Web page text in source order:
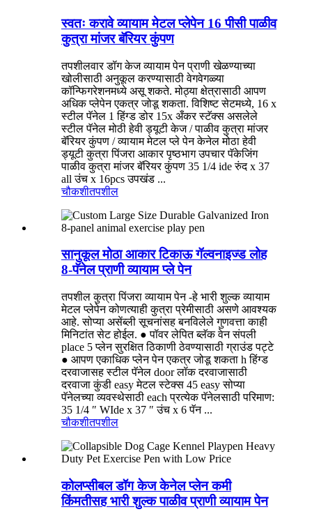
स्वतः करावे व्यायाम मेटल प्लेपेन 16 पीसी पाळीव
कुत्रा मांजर बॅरियर कुंपण
तपशीलवार डॉग केज व्यायाम पेन प्राणी खेळण्याच्या
खोलीसाठी अनुकूल करण्यासाठी वेगवेगळ्या
कॉन्फिगरेशनमध्ये असू शकते. मोठ्या क्षेत्रासाठी आपण
अधिक प्लेपेन एकत्र जोडू शकता. विशिष्ट सेटमध्ये, 16 x
स्टील पॅनेल 1 हिंग्ड डोर 15x अँकर स्टॅक्स असलेले
स्टील पॅनेल मोठी हेवी ड्यूटी केज / पाळीव कुत्रा मांजर
बॅरियर कुंपण / व्यायाम मेटल प्ले पेन केनेल मोठा हेवी
ड्यूटी कुत्रा पिंजरा आकार पृष्ठभाग उपचार पॅकेजिंग
पाळीव कुत्रा मांजर बॅरियर कुंपण 35 1/4 ide रुंद x 37
all उंच x 16pcs उपखंड ...
चौकशीतपशील
सानुकूल मोठा आकार टिकाऊ गॅल्वनाइज्ड लोह
8-पॅनेल प्राणी व्यायाम प्ले पेन
तपशील कुत्रा पिंजरा व्यायाम पेन -हे भारी शुल्क व्यायाम
मेटल प्लेपेन कोणत्याही कुत्रा प्रेमीसाठी असणे आवश्यक
आहे. सोप्या असेंब्ली सूचनांसह बनविलेले गुणवत्ता काही
मिनिटांत सेट होईल. ● पॉवर लेपित ब्लॅक वेन संपली
place 5 प्लेन सुरक्षित ठिकाणी ठेवण्यासाठी ग्राउंड पट्टे
● आपण एकाधिक प्लेन पेन एकत्र जोडू शकता h हिंग्ड
दरवाजासह स्टील पॅनेल door लॉक दरवाजासाठी
दरवाजा कुंडी easy मेटल स्टेक्स 45 easy सोप्या
पॅनेलच्या व्यवस्थेसाठी each प्रत्येक पॅनेलसाठी परिमाण:
35 1/4 ″ WIde x 37 ″ उंच x 6 पॅन ...
चौकशीतपशील
कोलप्सीबल डॉग केज केनेल प्लेन कमी
किंमतीसह भारी शुल्क पाळीव प्राणी व्यायाम पेन